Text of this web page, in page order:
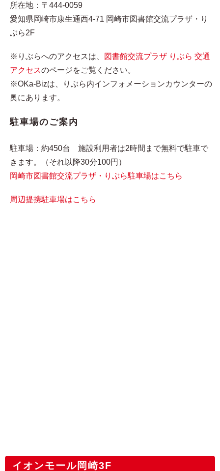
所在地：〒444-0059
愛知県岡崎市康生通西4-71 岡崎市図書館交流プラザ・り
ぶら2F
※りぶらへのアクセスは、
図書館交流プラザ りぶら 交通
アクセスのページをご覧ください。
※OKa-Bizは、りぶら内インフォメーションカウンターの
奥にあります。
駐車場のご案内
駐車場：約450台 施設利用者は2時間まで無料で駐車で
きます。（それ以降30分100円）
岡崎市図書館交流プラザ・りぶら駐車場はこちら
周辺提携駐車場はこちら
イオンモール岡崎3F